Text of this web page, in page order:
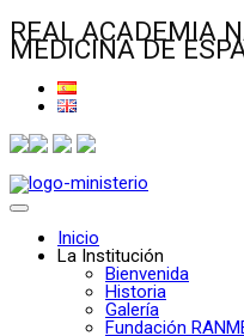
REAL ACADEMIA
MEDICINA DE
Inicio
La Institución
Bienvenida
Historia
Galería
Fundación